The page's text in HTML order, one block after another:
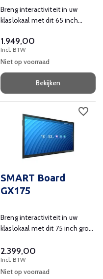
Breng interactiviteit in uw
klaslokaal met dit 65 inch
board.
1.949,00
Incl. BTW
Niet op voorraad
Bekijken
SMART Board
GX175
Breng interactiviteit in uw
klaslokaal met dit 75 inch grote
2.399,00
Incl. BTW
Niet op voorraad